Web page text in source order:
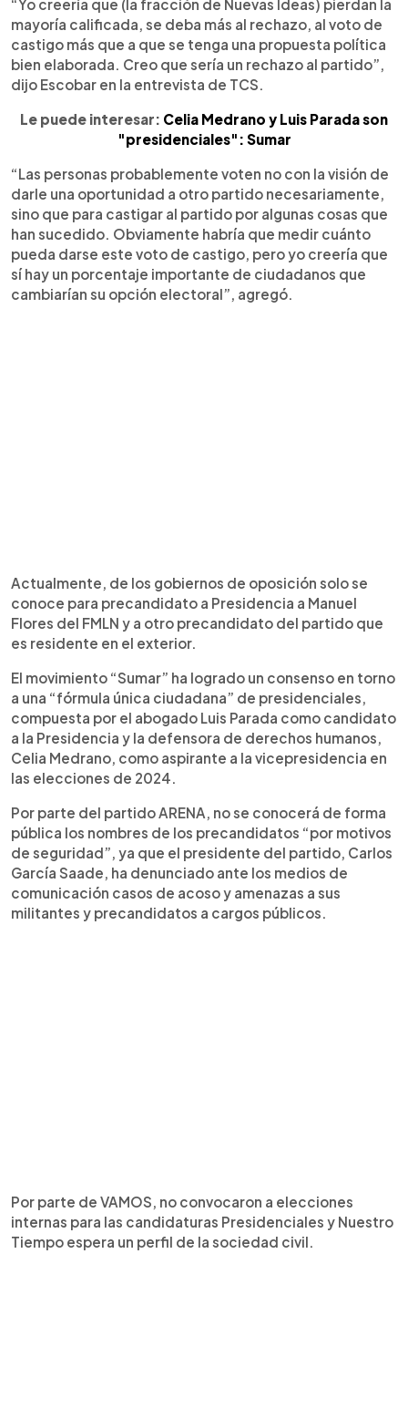
“Yo creería que (la fracción de Nuevas Ideas) pierdan la
mayoría calificada, se deba más al rechazo, al voto de
castigo más que a que se tenga una propuesta política
bien elaborada. Creo que sería un rechazo al partido”,
dijo Escobar en la entrevista de TCS.
Le puede interesar: Celia Medrano y Luis Parada son
"presidenciales": Sumar
“Las personas probablemente voten no con la visión de
darle una oportunidad a otro partido necesariamente,
sino que para castigar al partido por algunas cosas que
han sucedido. Obviamente habría que medir cuánto
pueda darse este voto de castigo, pero yo creería que
sí hay un porcentaje importante de ciudadanos que
cambiarían su opción electoral”, agregó.
Actualmente, de los gobiernos de oposición solo se
conoce para precandidato a Presidencia a Manuel
Flores del FMLN y a otro precandidato del partido que
es residente en el exterior.
El movimiento “Sumar” ha logrado un consenso en torno
a una “fórmula única ciudadana” de presidenciales,
compuesta por el abogado Luis Parada como candidato
a la Presidencia y la defensora de derechos humanos,
Celia Medrano, como aspirante a la vicepresidencia en
las elecciones de 2024.
Por parte del partido ARENA, no se conocerá de forma
pública los nombres de los precandidatos “por motivos
de seguridad”, ya que el presidente del partido, Carlos
García Saade, ha denunciado ante los medios de
comunicación casos de acoso y amenazas a sus
militantes y precandidatos a cargos públicos.
Por parte de VAMOS, no convocaron a elecciones
internas para las candidaturas Presidenciales y Nuestro
Tiempo espera un perfil de la sociedad civil.